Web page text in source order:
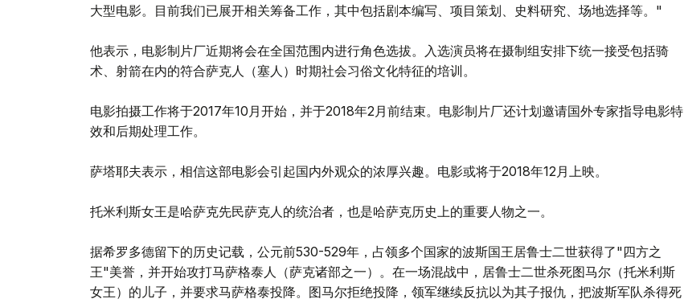
大型电影。目前我们已展开相关筹备工作，其中包括剧本编写、项目策划、史料研究、场地选择等。"
他表示，电影制片厂近期将会在全国范围内进行角色选拔。入选演员将在摄制组安排下统一接受包括骑
术、射箭在内的符合萨克人（塞人）时期社会习俗文化特征的培训。
电影拍摄工作将于2017年10月开始，并于2018年2月前结束。电影制片厂还计划邀请国外专家指导电影特
效和后期处理工作。
萨塔耶夫表示，相信这部电影会引起国内外观众的浓厚兴趣。电影或将于2018年12月上映。
托米利斯女王是哈萨克先民萨克人的统治者，也是哈萨克历史上的重要人物之一。
据希罗多德留下的历史记载，公元前530-529年，占领多个国家的波斯国王居鲁士二世获得了"四方之
王"美誉，并开始攻打马萨格泰人（萨克诸部之一）。在一场混战中，居鲁士二世杀死图马尔（托米利斯
女王）的儿子，并要求马萨格泰投降。图马尔拒绝投降，领军继续反抗以为其子报仇，把波斯军队杀得死